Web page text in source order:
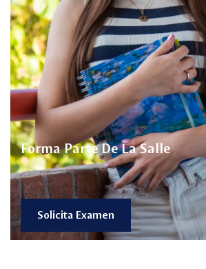
Forma Parte De La Salle
Solicita Examen